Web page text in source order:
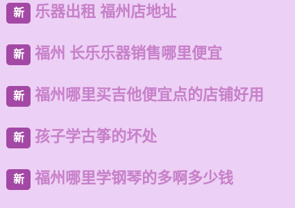
新 乐器出租 福州店地址
新 福州 长乐乐器销售哪里便宜
新 福州哪里买吉他便宜点的店铺好用
新 孩子学古筝的坏处
新 福州哪里学钢琴的多啊多少钱